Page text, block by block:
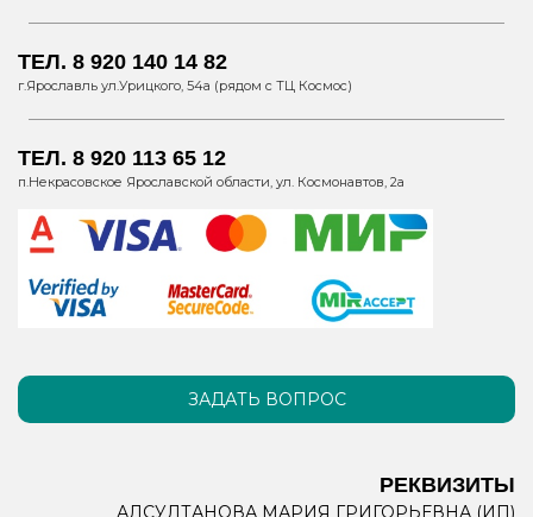
ТЕЛ. 8 920 140 14 82
г.Ярославль ул.Урицкого, 54а (рядом с ТЦ Космос)
ТЕЛ. 8 920 113 65 12
п.Некрасовское Ярославской области, ул. Космонавтов, 2а
ЗАДАТЬ ВОПРОС
РЕКВИЗИТЫ
АЛСУЛТАНОВА МАРИЯ ГРИГОРЬЕВНА (ИП)